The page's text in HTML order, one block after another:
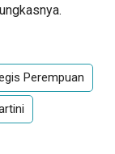
Perempuan